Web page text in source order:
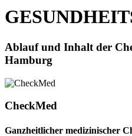
Ablauf und Inhalt der
Hamburg
CheckMed
Ganzheitlicher medizinischer